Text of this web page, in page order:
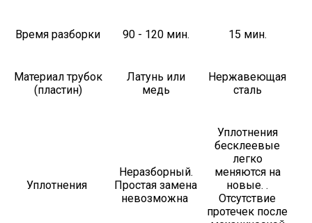
Время разборки 90 - 120 мин. 15 мин.
Материал трубок
(пластин)
Латунь или
медь
Нержавеющая
сталь
Уплотнения
Неразборный.
Простая замена
невозможна
Уплотнения
бесклеевые
легко
меняются на
новые. .
Отсутствие
протечек после